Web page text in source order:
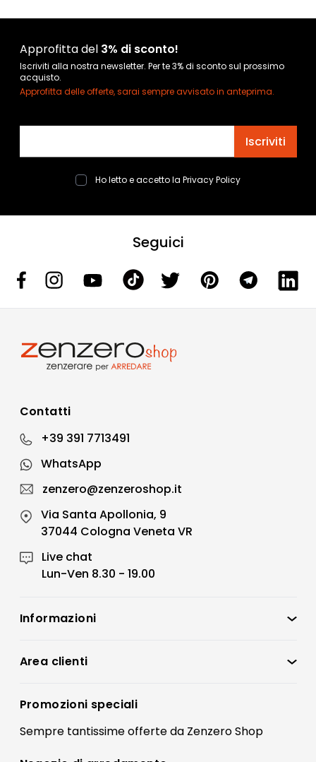
Approfitta del 3% di sconto!
Iscriviti alla nostra newsletter. Per te 3% di sconto sul prossimo
acquisto.
Approfitta delle offerte, sarai sempre avvisato in anteprima.
Iscriviti
Ho letto e accetto la Privacy Policy
Seguici
Contatti
+39 391 7713491
WhatsApp
zenzero@zenzeroshop.it
Via Santa Apollonia, 9
37044 Cologna Veneta VR
Live chat
Lun-Ven 8.30 - 19.00
Informazioni
Condizioni di vendita
Preferenze Cookies
Termini e condizioni
Area clienti
Registrati
Il mio account
Promozioni speciali
Sempre tantissimeofferteda Zenzero Shop